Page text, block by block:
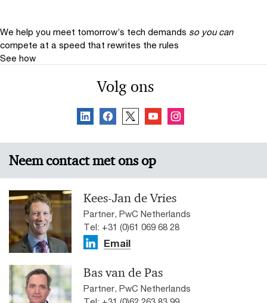
We help you meet tomorrow’s tech demands so you can
compete at a speed that rewrites the rules
See how
Volg ons
Neem contact met ons op
Kees-Jan de Vries
Partner, PwC Netherlands
Tel: +31 (0)61 069 68 28
Email
Bas van de Pas
Partner, PwC Netherlands